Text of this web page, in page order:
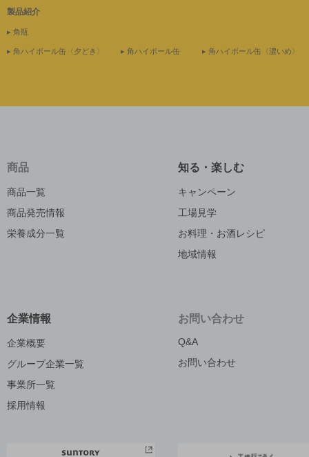
製品紹介
▸ 角瓶
▸ 角ハイボール缶〈夕どき〉 ▸ 角ハイボール缶 ▸ 角ハイボール缶〈濃いめ〉
商品
商品一覧
商品発売情報
栄養成分一覧
知る・楽しむ
キャンペーン
工場見学
お料理・お酒レシピ
地域情報
企業情報
企業概要
グループ企業一覧
事業所一覧
採用情報
お問い合わせ
Q&A
お問い合わせ